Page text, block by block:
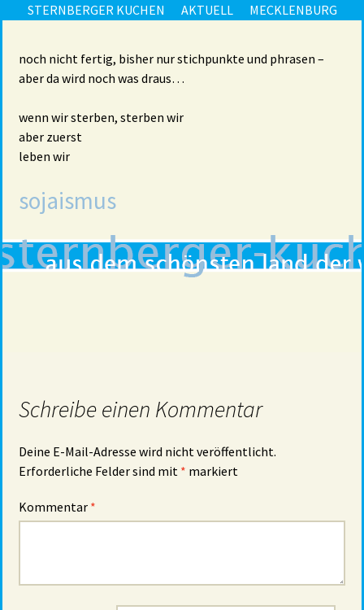
STERNBERGER KUCHEN AKTUELL MECKLENBURG
noch nicht fertig, bisher nur stichpunkte und phrasen –
aber da wird noch was draus…
wenn wir sterben, sterben wir
aber zuerst
leben wir
sojaismus
Schreibe einen Kommentar
Deine E-Mail-Adresse wird nicht veröffentlicht.
Erforderliche Felder sind mit * markiert
Kommentar *